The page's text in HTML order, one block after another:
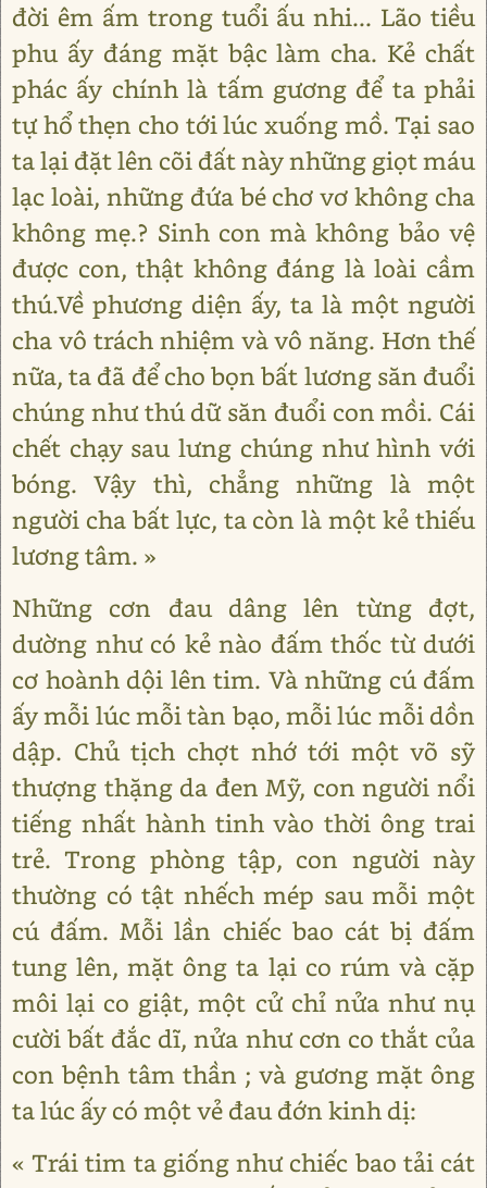
đời êm ấm trong tuổi ấu nhi... Lão tiều
phu ấy đáng mặt bậc làm cha. Kẻ chất
phác ấy chính là tấm gương để ta phải
tự hổ thẹn cho tới lúc xuống mồ. Tại sao
ta lại đặt lên cõi đất này những giọt máu
lạc loài, những đứa bé chơ vơ không cha
không mẹ.? Sinh con mà không bảo vệ
được con, thật không đáng là loài cầm
thú.Về phương diện ấy, ta là một người
cha vô trách nhiệm và vô năng. Hơn thế
nữa, ta đã để cho bọn bất lương săn đuổi
chúng như thú dữ săn đuổi con mồi. Cái
chết chạy sau lưng chúng như hình với
bóng. Vậy thì, chẳng những là một
người cha bất lực, ta còn là một kẻ thiếu
lương tâm. »
Những cơn đau dâng lên từng đợt,
dường như có kẻ nào đấm thốc từ dưới
cơ hoành dội lên tim. Và những cú đấm
ấy mỗi lúc mỗi tàn bạo, mỗi lúc mỗi dồn
dập. Chủ tịch chợt nhớ tới một võ sỹ
thượng thặng da đen Mỹ, con người nổi
tiếng nhất hành tinh vào thời ông trai
trẻ. Trong phòng tập, con người này
thường có tật nhếch mép sau mỗi một
cú đấm. Mỗi lần chiếc bao cát bị đấm
tung lên, mặt ông ta lại co rúm và cặp
môi lại co giật, một cử chỉ nửa như nụ
cười bất đắc dĩ, nửa như cơn co thắt của
con bệnh tâm thần ; và gương mặt ông
ta lúc ấy có một vẻ đau đớn kinh dị:
« Trái tim ta giống như chiếc bao tải cát